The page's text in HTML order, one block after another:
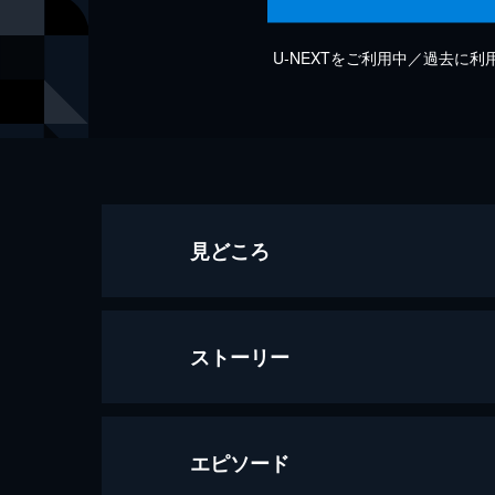
U-NEXTをご利用中／過去に利
見どころ
ストーリー
エピソード